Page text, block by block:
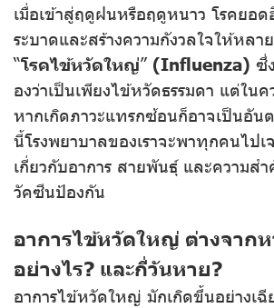
เมื่อเข้าสู่ฤดูฝนหรือฤดูหนาว โรคยอ
ระบาดและสร้างความกังวลใจให้หล
“โรคไข้หวัดใหญ่” (Influenza) ซึ่
องว่าเป็นเพียงไข้หวัดธรรมดา แต่ในค
หากเกิดภาวะแทรกซ้อนก็อาจเป็นอัน
นี้โรงพยาบาลของเราจะพาทุกคนไปเ
เกี่ยวกับอาการ สายพันธุ์ และความส
วัคซีนป้องกัน
อาการไข้หวัดใหญ่ ต่างจาก
อย่างไร? และกี่วันหาย?
อาการไข้หวัดใหญ่ มักเกิดขึ้นอย่างเ